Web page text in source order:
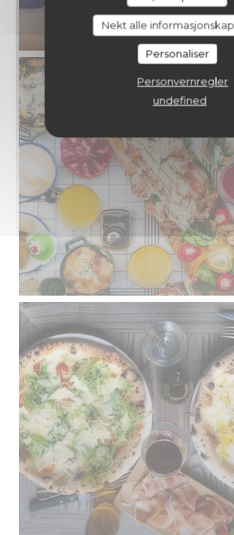
Nekt alle
Personaliser
Personvernregler
undefined